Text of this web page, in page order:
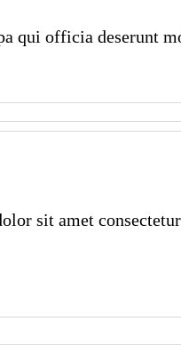
qui officia deserunt
sit amet